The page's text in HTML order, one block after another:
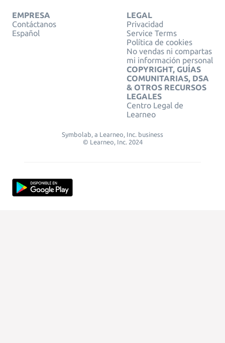
EMPRESA
Contáctanos
Español
LEGAL
Privacidad
Service Terms
Política de cookies
No vendas ni compartas
mi información personal
COPYRIGHT, GUÍAS
COMUNITARIAS, DSA
& OTROS RECURSOS
LEGALES
Centro Legal de
Learneo
Symbolab, a Learneo, Inc. business
© Learneo, Inc. 2024